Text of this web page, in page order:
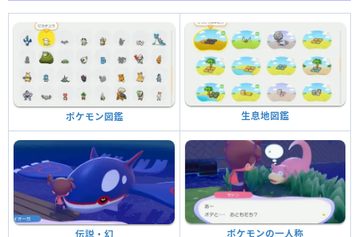
ポケモン図鑑 生息地図鑑
伝説・幻 ポケモンの一人称